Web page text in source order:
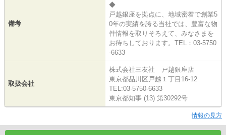
備考
◆
戸越銀座を拠点に、地域密着で創業5
0年の実績を誇る当社では、豊富な物
件情報を取りそろえて、みなさまを
お待ちしております。TEL：03-5750
-6633
取扱会社
株式会社三友社 戸越銀座店
東京都品川区戸越１丁目16-12
TEL:03-5750-6633
東京都知事 (13) 第30292号
情報の見方